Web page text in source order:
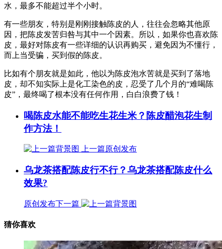
水，最多不能超过半个小时。
有一些朋友，特别是刚刚接触陈皮的人，往往会忽略其他原
因，把陈皮发苦归咎与其中一个因素。所以，如果你也喜欢陈
皮，最好对陈皮有一些详细的认识再购买，避免因为不懂行，
而上当受骗，买到假的陈皮。
比如有个朋友就是如此，他以为陈皮泡水苦就是买到了落地
皮，却不知实际上是化工染色的皮，忍受了几个月的“难喝陈
皮”，最终喝了根本没有任何作用，白白浪费了钱！
喝陈皮水能不能吃生花生米？陈皮醋泡花生制
作方法！
上一篇原创发布
乌龙茶搭配陈皮行不行？乌龙茶搭配陈皮什么
效果?
原创发布下一篇
猜你喜欢